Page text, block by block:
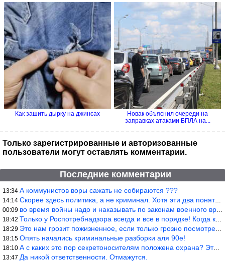
Как зашить дырку на джинсах
Новак объяснил очереди на
заправках атаками БПЛА на...
Только зарегистрированные и авторизованные
пользователи могут оставлять комментарии.
Последние комментарии
13:34 А коммунистов воры сажать не собираются ???
14:14 Скорее здесь политика, а не криминал. Хотя эти два понятия начин
00:09 во время войны надо и наказывать по законам военного времени, а
18:42 Только у Роспотребнадзора всегда и все в порядке! Когда касается
18:29 Это нам грозит пожизненное, если только грозно посмотреть в их с
18:15 Опять начались криминальные разборки аля 90е!
18:10 А с каких это пор секретоносителям положена охрана? Это его зада
13:47 Да никой ответственности. Отмажутся.